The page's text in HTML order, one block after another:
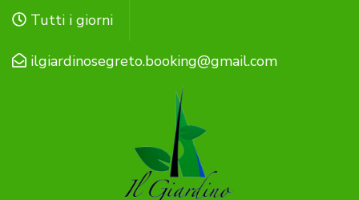
Salta
contenuto
Tutti i giorni
ilgiardinosegreto.booking@gmail.com